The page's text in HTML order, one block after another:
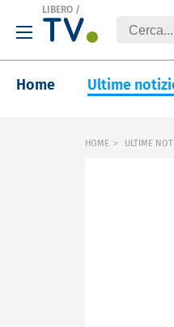
LIBERO /
Home Ultime
HOME ULTIME